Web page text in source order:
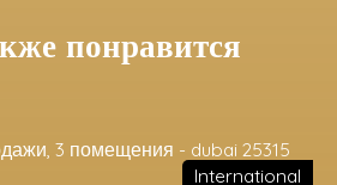
понравится
International